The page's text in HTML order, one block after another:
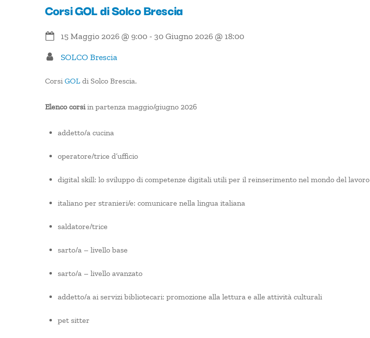
Corsi GOL di Solco Brescia
15 Maggio 2026@ 9:00- 30 Giugno 2026@ 18:00
SOLCO Brescia
Corsi GOL di Solco Brescia.
Elenco corsiin partenza maggio/giugno 2026
addetto/a cucina
operatore/trice d’ufficio
digital skill: lo sviluppo di competenze digitali utili per il reinserimento nel mondo del lavoro
italiano per stranieri/e: comunicare nella lingua italiana
saldatore/trice
sarto/a – livello base
sarto/a – livello avanzato
addetto/a ai servizi bibliotecari: promozione alla lettura e alle attività culturali
pet sitter